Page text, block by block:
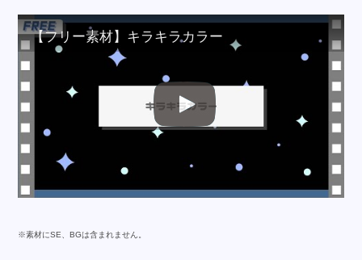
【フリー素材】キラキラカラー
※素材にSE、BGは含まれません。